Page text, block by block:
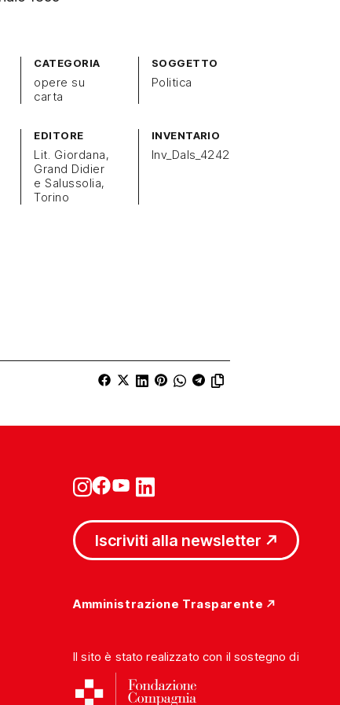
CATEGORIA
opere su
carta
SOGGETTO
Politica
EDITORE
Lit. Giordana,
Grand Didier
e Salussolia,
Torino
INVENTARIO
Inv_Dals_4242
Iscriviti alla newsletter
Amministrazione Trasparente
Il sito è stato realizzato con il sostegno di